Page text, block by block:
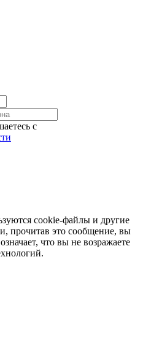
с
cookie-файлы и другие
прочитав это сообщение, вы
что вы не возражаете